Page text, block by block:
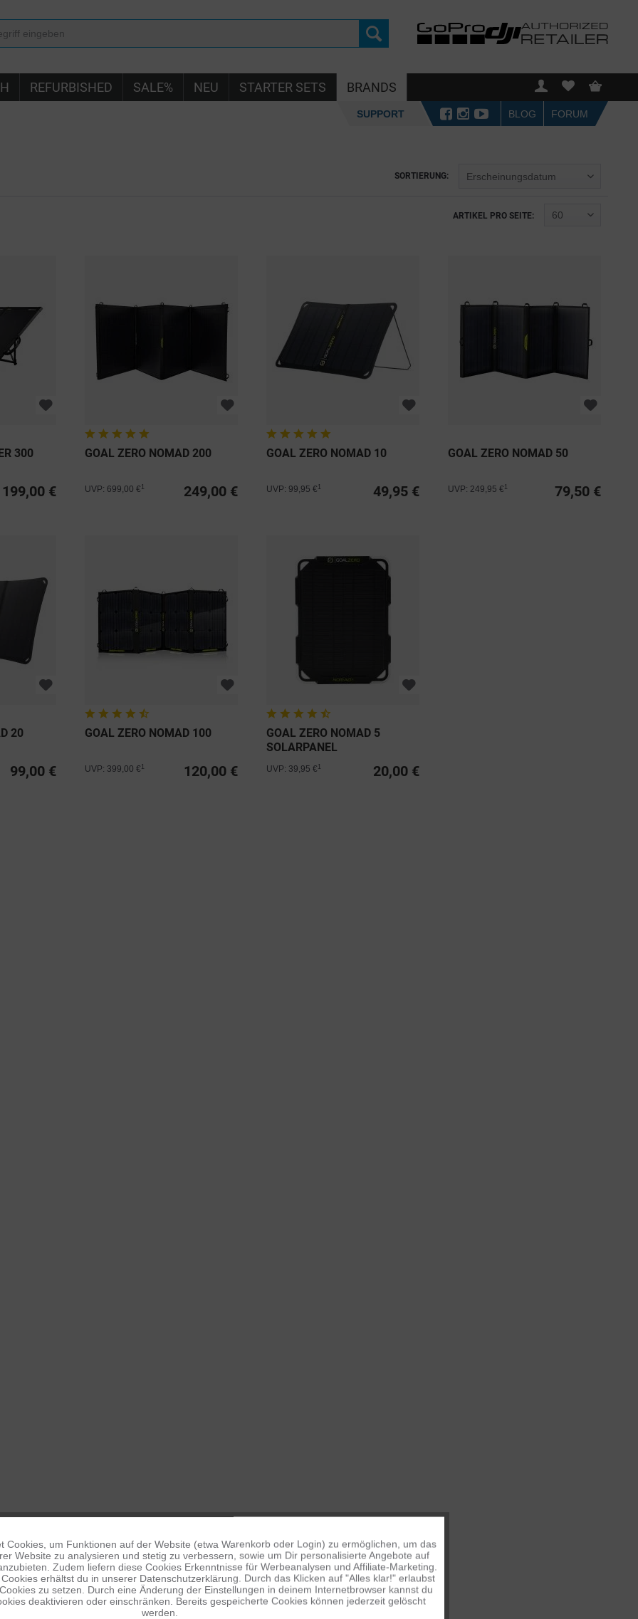
REFURBISHED SALE% NEU STARTER SETS BRANDS
SUPPORT BLOG FORUM
SORTIERUNG:
ARTIKEL PRO SEITE:
300
199,00 €
GOAL ZERO NOMAD 200
249,00 €
UVP: 699,00 €
GOAL ZERO NOMAD 10
49,95 €
UVP: 99,95 €
GOAL ZERO NOMAD 50
79,50 €
UVP: 249,95 €
20
99,00 €
GOAL ZERO NOMAD 100
120,00 €
UVP: 399,00 €
GOAL ZERO NOMAD 5
SOLARPANEL
20,00 €
UVP: 39,95 €
Aktiv
Inaktiv
Cookies, um Funktionen auf der Website (etwa Warenkorb oder Login) zu ermöglichen, um das
Website zu analysieren und stetig zu verbessern, sowie um Dir personalisierte Angebote auf
Zudem liefern diese Cookies Erkenntnisse für Werbeanalysen und Affiliate-Marketing.
erhältst du in unserer Datenschutzerklärung. Durch das Klicken auf "Alles klar!" erlaubst
zu setzen. Durch eine Änderung der Einstellungen in deinem Internetbrowser kannst du
deaktivieren oder einschränken. Bereits gespeicherte Cookies können jederzeit gelöscht
werden.